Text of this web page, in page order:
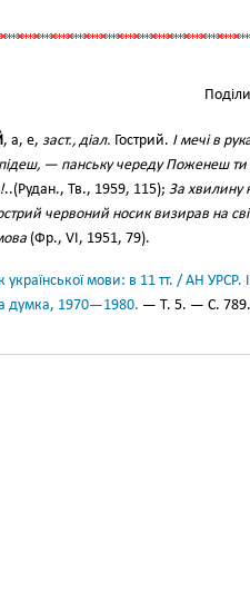
, а, е, заст., діал. Гострий. І мечі в
— панську череду Поженеш ти
..(Рудан., Тв., 1959, 115); За хвилину
червоний носик визирав на
(Фр., VI, 1951, 79).
української мови: в 11 тт. / АН
думка, 1970—1980. — Т. 5. — С. 789.